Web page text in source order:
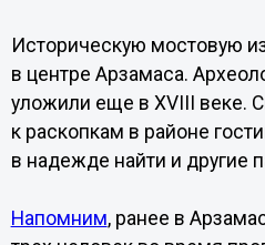
Историческую мостовую
в центре Арзамаса.
уложили еще в XVIII веке.
к раскопкам в районе
в надежде найти и другие
Напомним, ранее в